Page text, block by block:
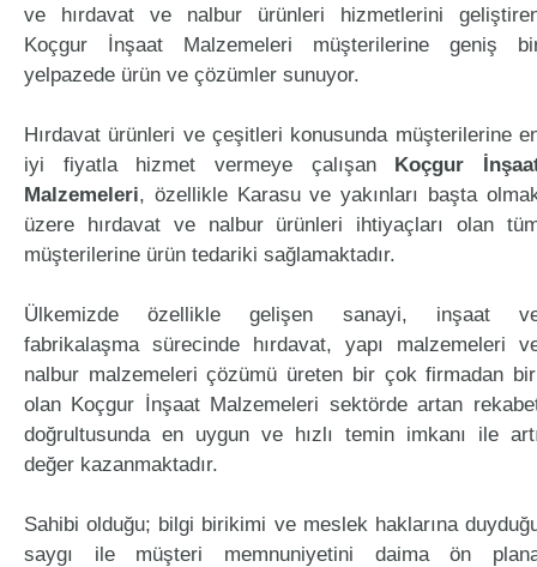
ve hırdavat ve nalbur ürünleri hizmetlerini
Koçgur İnşaat Malzemeleri müşterilerine geniş
yelpazede ürün ve çözümler sunuyor.
Hırdavat ürünleri ve çeşitleri konusunda müşterilerine
iyi fiyatla hizmet vermeye çalışan Koçgur
Malzemeleri, özellikle Karasu ve yakınları başta
üzere hırdavat ve nalbur ürünleri ihtiyaçları olan
müşterilerine ürün tedariki sağlamaktadır.
Ülkemizde özellikle gelişen sanayi, inşaat
fabrikalaşma sürecinde hırdavat, yapı malzemeleri
nalbur malzemeleri çözümü üreten bir çok firmadan
olan Koçgur İnşaat Malzemeleri sektörde artan
doğrultusunda en uygun ve hızlı temin imkanı ile
değer kazanmaktadır.
Sahibi olduğu; bilgi birikimi ve meslek haklarına
saygı ile müşteri memnuniyetini daima ön